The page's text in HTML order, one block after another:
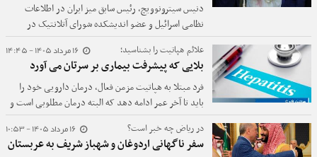
دنیس سیترونوویچ، رئیس سابق میز ایران در اطلاعات
نظامی اسرائیل و عضو اندیشکده شورای آتلانتیک در
خصوص «توافق‌نامه دفاع مشترک مکه» نوشت: تصور کنید
ایران در پاسخ به یک حمله آمریکا، زیرساخت‌های نفتی
عربستان را هدف قرار دهد. آیا ترکیه و پاکستان واقعاً آماده
خواهند بود علیه ایران اقدام نظامی کنند؟
16 مرداد 1405 - 14:45 علائم هپاتیت را بشناسید؛
بلایی که پیشرفت بیماری بر سرتان می آورد
فرد مبتلا به هپاتیت مزمن فعال، درمان دارویی خود را
باید تا آخر عمر ادامه دهد که البته درمان مطلوبی است و
سیر خوبی دارد. ب
16 مرداد 1405 - 10:53 در ریاض چه خبر است؟
سفر ناگهانی اردوغان و شهباز شریف به عربستان